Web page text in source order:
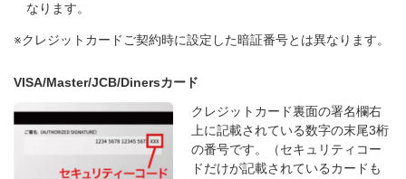
なります。
※クレジットカードご契約時に設定した暗証番号とは異なります。
VISA/Master/JCB/Dinersカード
クレジットカード裏面の署名欄右
上に記載されている数字の末尾3桁
の番号です。（セキュリティコー
ドだけが記載されているカードも